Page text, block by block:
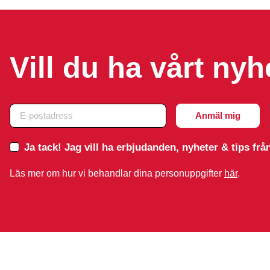
De
väljas
på
De
väljas
på
Vill du ha vårt
Ja tack! Jag vill ha erbjudanden, nyheter & tips
Läs mer om hur vi behandlar dina personuppgifter här.